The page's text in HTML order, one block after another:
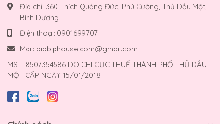
Địa chỉ: 360 Thích Quảng Đức, Phú Cường, Thủ Dầu Một,
Bình Dương
Điện thoại: 0901699707
Mail: bipbiphouse.com@gmail.com
MST: 8507354586 DO CHI CỤC THUẾ THÀNH PHỐ THỦ DẦU
MỘT CẤP NGÀY 15/01/2018